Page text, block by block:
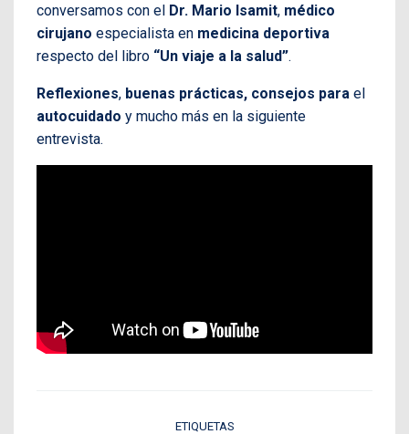
conversamos con el Dr. Mario Isamit, médico
cirujano especialista en medicina deportiva
respecto del libro “Un viaje a la salud”.
Reflexiones, buenas prácticas, consejos para el
autocuidado y mucho más en la siguiente
entrevista.
ETIQUETAS